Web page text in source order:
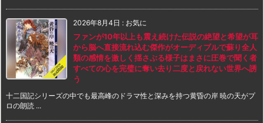
2026年8月4日 : お気に
ファンが10年以上も震え続けた伝説の絶望と希望が耳
から脳へ直接流れ込む傑作がオーディブルで蘇り全人
類の感情を激しく揺さぶる様子はまさに圧巻で聞く者
すべての心を完璧に奪い去り二度と戻れない世界へ誘
う
十二国記シリーズの中でも最高峰のドラマ性と深みを持つ黄昏の岸 暁の天がプ
ロの朗読 ...